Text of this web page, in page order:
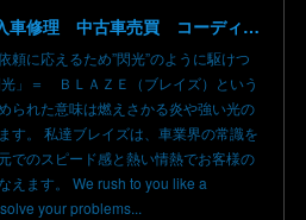
高崎で輸入車修理 中古車売買 コーディングならBLAZE（ブレイズ）へ│BLAZE Total Car Support & Modify in Takasaki Gunma
頼に応えるため”閃光”のように駆けつ
」＝ ＢＬＡＺＥ（ブレイズ）という
られた意味は燃えさかる炎や強い光の
す。 私達ブレイズは、車業界の常識を
でのスピード感と熱い情熱でお客様の
えます。 We rush to you like a
your problems...